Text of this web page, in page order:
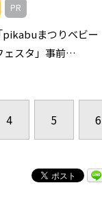
PR
まつりベビー
ェスタ」事前…
4 5 6